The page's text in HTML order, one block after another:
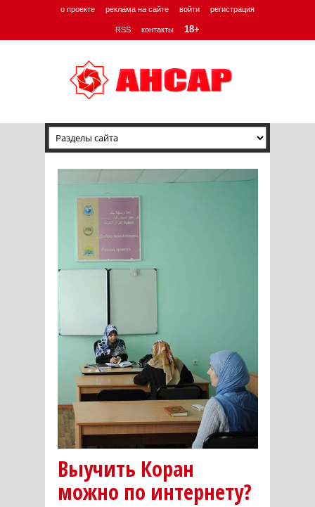
о проекте реклама на сайте войти регистрация
RSS контакты 18+
Выучить Коран
можно по интернету?